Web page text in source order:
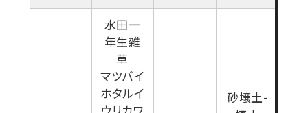
水田一
年生雑
草
マツバイ
ホタルイ
砂壌土-